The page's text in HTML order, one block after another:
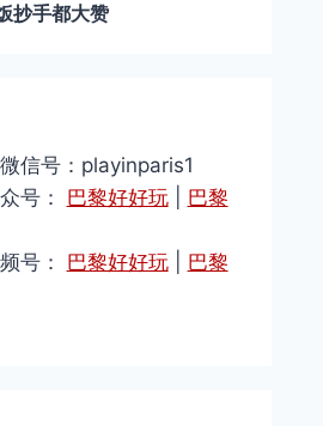
抄手都大赞
信号：playinparis1
号： 巴黎好好玩| 巴黎
号： 巴黎好好玩| 巴黎